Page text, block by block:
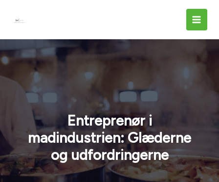
Entreprenør i
madindustrien: Glæderne
og udfordringerne